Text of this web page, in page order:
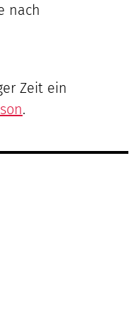
nach
Zeit ein
.